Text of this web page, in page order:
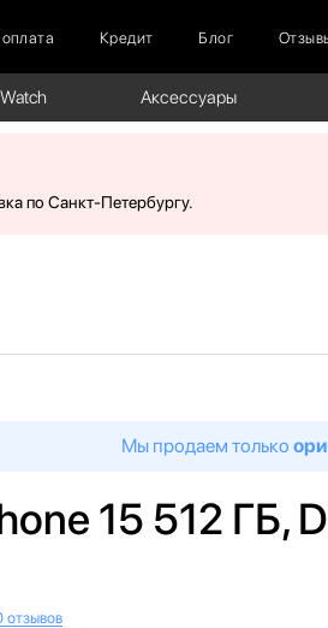
Кредит Блог
Аксессуары
по Санкт-Петербургу.
Мы продаем только
15 512 ГБ,
отзывов